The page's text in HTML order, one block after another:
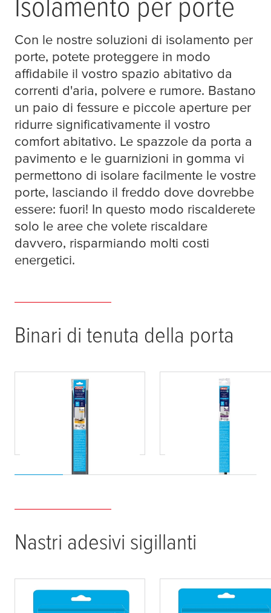
Con le nostre soluzioni di isolamento per
porte, potete proteggere in modo
affidabile il vostro spazio abitativo da
correnti d'aria, polvere e rumore. Bastano
un paio di fessure e piccole aperture per
ridurre significativamente il vostro
comfort abitativo. Le spazzole da porta a
pavimento e le guarnizioni in gomma vi
permettono di isolare facilmente le vostre
porte, lasciando il freddo dove dovrebbe
essere: fuori! In questo modo riscalderete
solo le aree che volete riscaldare
davvero, risparmiando molti costi
energetici.
Binari di tenuta della porta
® ISOLAMENTO
Sigillo Porta Double-
® Sigillo
per Isolamento Porte
per Tappeti
Nastri adesivi sigillanti
tesa
® Isolamento
tesa® Isolamento